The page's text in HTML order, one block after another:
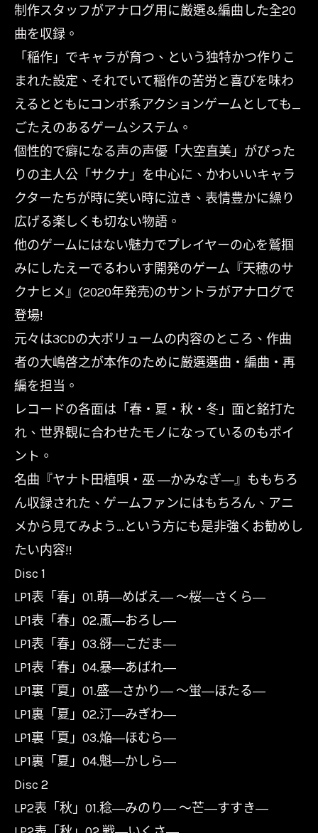
and
Ruin/
電
玩
原
聲
帶/CHPY1018
數
量
制作スタッフがアナログ用に厳選&編曲した全20
曲を収録。
「稲作」でキャラが育つ、という独特かつ作りこ
まれた設定、それでいて稲作の苦労と喜びを味わ
えるとともにコンボ系アクションゲームとしても_
ごたえのあるゲームシステム。
個性的で癖になる声の声優「大空直美」がぴった
りの主人公「サクナ」を中心に、かわいいキャラ
クターたちが時に笑い時に泣き、表情豊かに繰り
広げる楽しくも切ない物語。
他のゲームにはない魅力でプレイヤーの心を鷲掴
みにしたえーでるわいす開発のゲーム『天穂のサ
クナヒメ』(2020年発売)のサントラがアナログで
登場!
元々は3CDの大ボリュームの内容のところ、作曲
者の大嶋啓之が本作のために厳選選曲・編曲・再
編を担当。
レコードの各面は「春・夏・秋・冬」面と銘打た
れ、世界観に合わせたモノになっているのもポイ
ント。
名曲『ヤナト田植唄・巫 ―かみなぎ―』ももちろ
ん収録された、ゲームファンにはもちろん、アニ
メから見てみよう…という方にも是非強くお勧めし
たい内容!!
Disc 1
LP1表「春」01.萌―めばえ― ～桜―さくら―
LP1表「春」02.颪―おろし―
LP1表「春」03.谺―こだま―
LP1表「春」04.暴―あばれ―
LP1裏「夏」01.盛―さかり― ～蛍―ほたる―
LP1裏「夏」02.汀―みぎわ―
LP1裏「夏」03.焔―ほむら―
LP1裏「夏」04.魁―かしら―
Disc 2
LP2表「秋」01.稔―みのり― ～芒―すすき―